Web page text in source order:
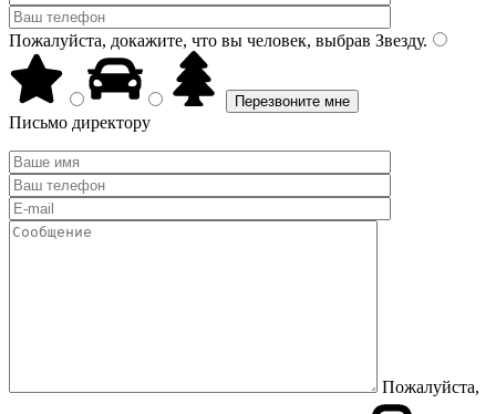
Пожалуйста, докажите, что вы человек, выбрав Звезду.
Письмо директору
Пожалуйста,